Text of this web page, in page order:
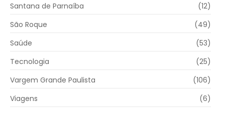
Santana de Parnaíba
(12)
São Roque
(49)
Saúde
(53)
Tecnologia
(25)
Vargem Grande Paulista
(106)
Viagens
(6)